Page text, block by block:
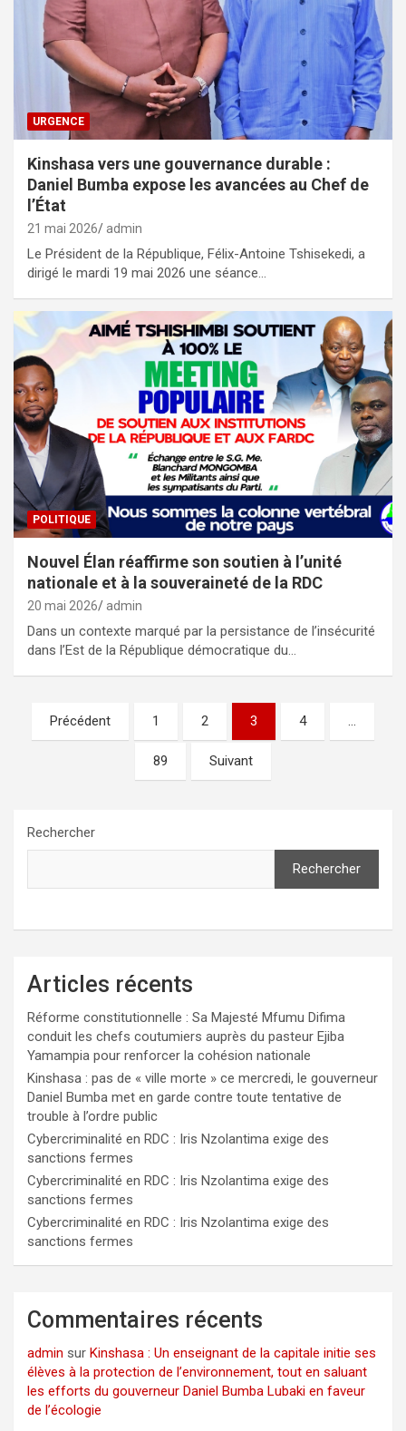
URGENCE
Kinshasa vers une gouvernance durable :
Daniel Bumba expose les avancées au Chef de
l’État
21 mai 2026 admin
Le Président de la République, Félix-Antoine Tshisekedi, a
dirigé le mardi 19 mai 2026 une séance…
POLITIQUE
Nouvel Élan réaffirme son soutien à l’unité
nationale et à la souveraineté de la RDC
20 mai 2026 admin
Dans un contexte marqué par la persistance de l’insécurité
dans l’Est de la République démocratique du…
Pagination
des
publications
Précédent 1 2 3 4 …
89 Suivant
Rechercher
Rechercher
Articles récents
Réforme constitutionnelle : Sa Majesté Mfumu Difima
conduit les chefs coutumiers auprès du pasteur Ejiba
Yamampia pour renforcer la cohésion nationale
Kinshasa : pas de « ville morte » ce mercredi, le gouverneur
Daniel Bumba met en garde contre toute tentative de
trouble à l’ordre public
Cybercriminalité en RDC : Iris Nzolantima exige des
sanctions fermes
Cybercriminalité en RDC : Iris Nzolantima exige des
sanctions fermes
Cybercriminalité en RDC : Iris Nzolantima exige des
sanctions fermes
Commentaires récents
admin sur Kinshasa : Un enseignant de la capitale initie ses
élèves à la protection de l’environnement, tout en saluant
les efforts du gouverneur Daniel Bumba Lubaki en faveur
de l’écologie